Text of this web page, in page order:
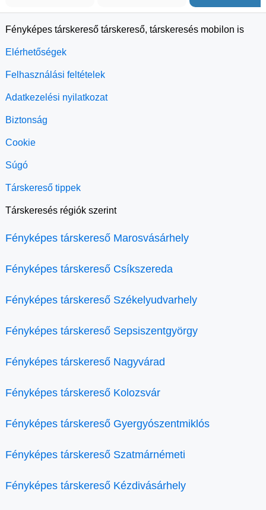
Fényképes társkereső társkereső, társkeresés mobilon is
Elérhetőségek
Felhasználási feltételek
Adatkezelési nyilatkozat
Biztonság
Cookie
Súgó
Társkereső tippek
Társkeresés régiók szerint
Fényképes társkereső Marosvásárhely
Fényképes társkereső Csíkszereda
Fényképes társkereső Székelyudvarhely
Fényképes társkereső Sepsiszentgyörgy
Fényképes társkereső Nagyvárad
Fényképes társkereső Kolozsvár
Fényképes társkereső Gyergyószentmiklós
Fényképes társkereső Szatmárnémeti
Fényképes társkereső Kézdivásárhely